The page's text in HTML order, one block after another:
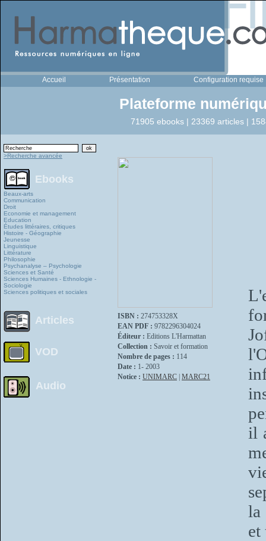
Accueil Présentation Configuration requise
Plateforme
71905 ebooks | 23369 articles |
>Recherche avancée
Ebooks
Beaux-arts
Communication
Droit
Economie et management
Education
Études littéraires, critiques
Histoire - Géographie
Jeunesse
Linguistique
Littérature
Philosophie
Psychanalyse – Psychologie
Sciences et Santé
Sciences Humaines - Ethnologie -
Sociologie
Sciences politiques et sociales
Articles
VOD
Audio
ISBN : 274753328X
EAN PDF : 9782296304024
Éditeur : Editions L'Harmattan
Collection : Savoir et formation
Nombre de pages : 114
Date : 1- 2003
Notice : UNIMARC MARC21
il
la
et